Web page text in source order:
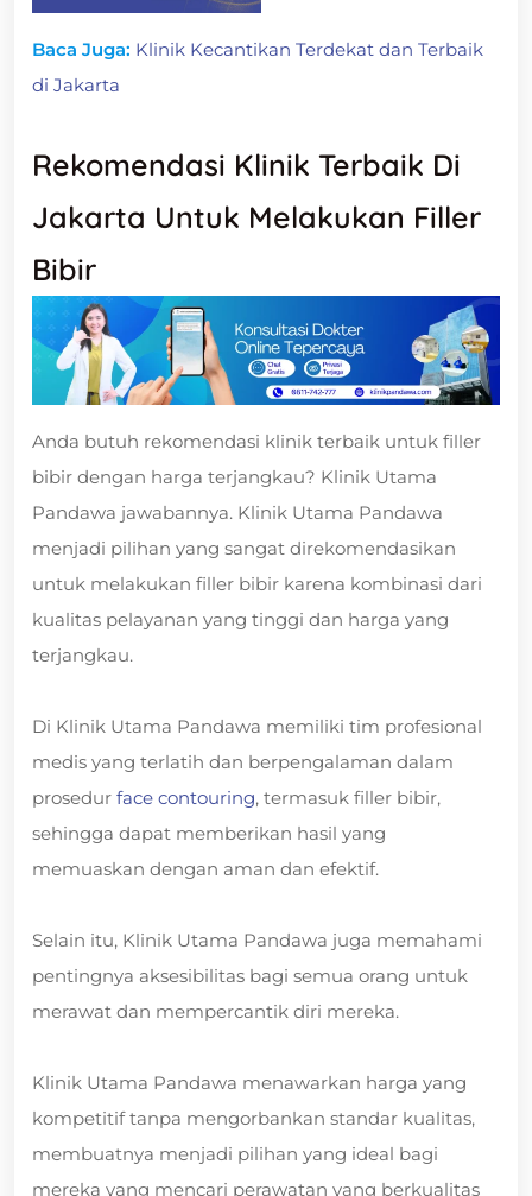
Baca Juga: Klinik Kecantikan Terdekat dan Terbaik
di Jakarta
Rekomendasi Klinik Terbaik Di
Jakarta Untuk Melakukan Filler
Bibir
Anda butuh rekomendasi klinik terbaik untuk filler
bibir dengan harga terjangkau? Klinik Utama
Pandawa jawabannya. Klinik Utama Pandawa
menjadi pilihan yang sangat direkomendasikan
untuk melakukan filler bibir karena kombinasi dari
kualitas pelayanan yang tinggi dan harga yang
terjangkau.
Di Klinik Utama Pandawa memiliki tim profesional
medis yang terlatih dan berpengalaman dalam
prosedur face contouring, termasuk filler bibir,
sehingga dapat memberikan hasil yang
memuaskan dengan aman dan efektif.
Selain itu, Klinik Utama Pandawa juga memahami
pentingnya aksesibilitas bagi semua orang untuk
merawat dan mempercantik diri mereka.
Klinik Utama Pandawa menawarkan harga yang
kompetitif tanpa mengorbankan standar kualitas,
membuatnya menjadi pilihan yang ideal bagi
mereka yang mencari perawatan yang berkualitas